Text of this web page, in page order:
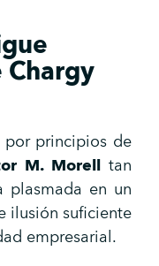
por principios de
M. Morelltan
plasmada en un
ilusión suficiente
empresarial.